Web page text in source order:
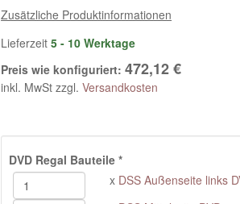
Zusätzliche Produktinformationen
Lieferzeit5 - 10 Werktage
Preis wie konfiguriert: 472,12 €
inkl. MwSt zzgl.Versandkosten
DVD Regal Bauteile *
x DSS Außenseite links